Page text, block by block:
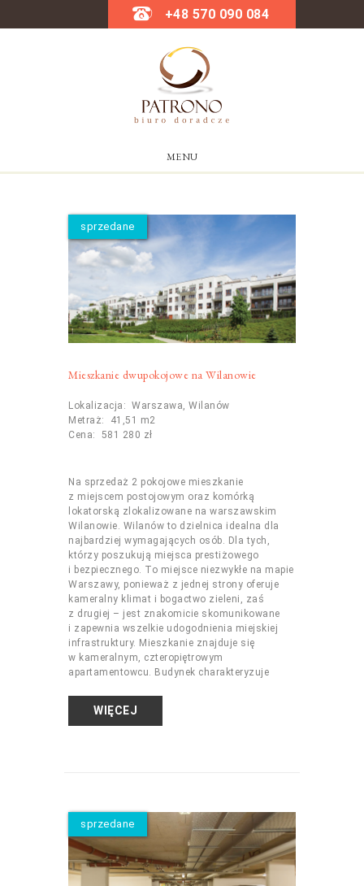
+48 570 090 084
MENU
sprzedane
Mieszkanie dwupokojowe na Wilanowie
Lokalizacja: Warszawa, Wilanów
Metraż: 41,51 m2
Cena: 581 280 zł
Na sprzedaż 2 pokojowe mieszkanie
z miejscem postojowym oraz komórką
lokatorską zlokalizowane na warszawskim
Wilanowie. Wilanów to dzielnica idealna dla
najbardziej wymagających osób. Dla tych,
którzy poszukują miejsca prestiżowego
i bezpiecznego. To miejsce niezwykłe na mapie
Warszawy, ponieważ z jednej strony oferuje
kameralny klimat i bogactwo zieleni, zaś
z drugiej – jest znakomicie skomunikowane
i zapewnia wszelkie udogodnienia miejskiej
infrastruktury. Mieszkanie znajduje się
w kameralnym, czteropiętrowym
apartamentowcu. Budynek charakteryzuje
WIĘCEJ
sprzedane